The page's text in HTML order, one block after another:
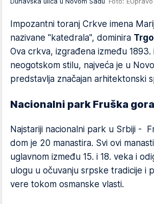
Impozantni toranj Crkve imena
nazivane "katedrala", dominira
Ova crkva, izgrađena između 1893.
neogotskom stilu, najveća je u
predstavlja značajan arhitektonski
Nacionalni park Fruška gora
Najstariji nacionalni park u Srbiji -
dom je 20 manastira. Svi ovi
uglavnom između 15. i 18. veka i
ulogu u očuvanju srpske tradicije i
vere tokom osmanske vlasti.